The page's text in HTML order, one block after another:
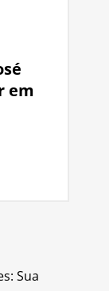
em
Sua